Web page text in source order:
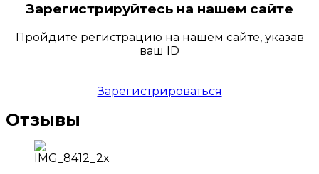
Зарегистрируйтесь на нашем сайте
Пройдите регистрацию на нашем сайте, указав
ваш ID
Зарегистрироваться
Отзывы